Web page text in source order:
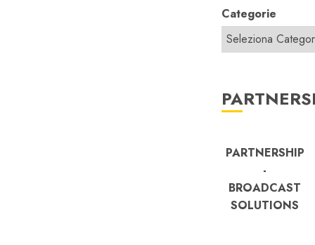
Categorie
PARTNERSHIP
-
BROADCAST
SOLUTIONS